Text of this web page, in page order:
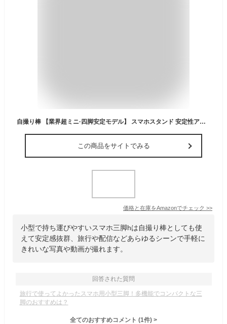
自撮り棒 【業界超ミニ·四脚安定モデル】 スマホスタンド 安定性アップ じどり棒 iphone android対応 スマホ 三脚 コンパクト 軽量 「極上の新設計」 セルカ棒 折りたたみ式 最大103cmまで selfie stick リモコン付き じどりぼう 9段階伸縮 携帯 スタンド 4-7インチ多機種対応 カメラ gopro兼用 セルフィー/撮影用/生ライブ配信/動画鑑賞などに最適
この商品をサイトでみる
価格と在庫をAmazonでチェック >>
小型で持ち運びやすいスマホ三脚hは自撮り棒としても使
えて安定感抜群、旅行や配信などあらゆるシーンで手軽に
きれいな写真や動画が撮れます。
回答された質問
旅行で使ってよかったスマホ用小型三脚！多機能でコンパクトな三
脚のおすすめは？
全てのおすすめコメント (1件) >